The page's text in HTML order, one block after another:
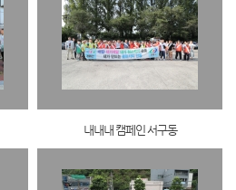
내내내 캠페인 서구동